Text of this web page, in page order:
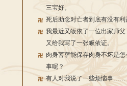
三宝好。
死后助念对亡者到底有没有利
我最近又皈依了一位出家师父
又给我写了一张皈依证。
肉身菩萨能保存肉身不坏是怎
事呢？
有人对我说了一些烦恼事……